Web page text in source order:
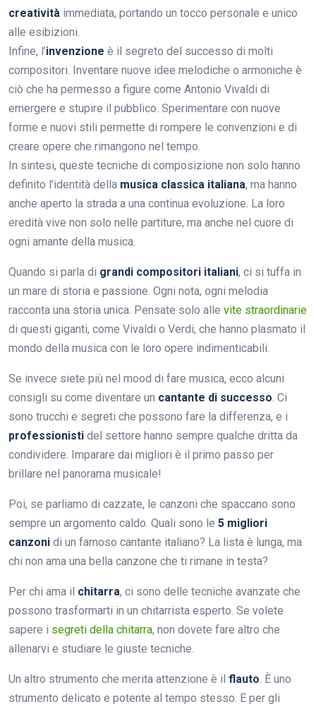
creatività immediata, portando un tocco personale e unico
alle esibizioni.
Infine, l’invenzione è il segreto del successo di molti
compositori. Inventare nuove idee melodiche o armoniche è
ciò che ha permesso a figure come Antonio Vivaldi di
emergere e stupire il pubblico. Sperimentare con nuove
forme e nuovi stili permette di rompere le convenzioni e di
creare opere che rimangono nel tempo.
In sintesi, queste tecniche di composizione non solo hanno
definito l’identità della musica classica italiana, ma hanno
anche aperto la strada a una continua evoluzione. La loro
eredità vive non solo nelle partiture, ma anche nel cuore di
ogni amante della musica.
Quando si parla di grandi compositori italiani, ci si tuffa in
un mare di storia e passione. Ogni nota, ogni melodia
racconta una storia unica. Pensate solo alle vite straordinarie
di questi giganti, come Vivaldi o Verdi, che hanno plasmato il
mondo della musica con le loro opere indimenticabili.
Se invece siete più nel mood di fare musica, ecco alcuni
consigli su come diventare un cantante di successo . Ci
sono trucchi e segreti che possono fare la differenza, e i
professionisti del settore hanno sempre qualche dritta da
condividere. Imparare dai migliori è il primo passo per
brillare nel panorama musicale!
Poi, se parliamo di cazzate, le canzoni che spaccano sono
sempre un argomento caldo. Quali sono le 5 migliori
canzoni di un famoso cantante italiano? La lista è lunga, ma
chi non ama una bella canzone che ti rimane in testa?
Per chi ama il chitarra, ci sono delle tecniche avanzate che
possono trasformarti in un chitarrista esperto. Se volete
sapere i segreti della chitarra, non dovete fare altro che
allenarvi e studiare le giuste tecniche.
Un altro strumento che merita attenzione è il flauto . È uno
strumento delicato e potente al tempo stesso. E per gli